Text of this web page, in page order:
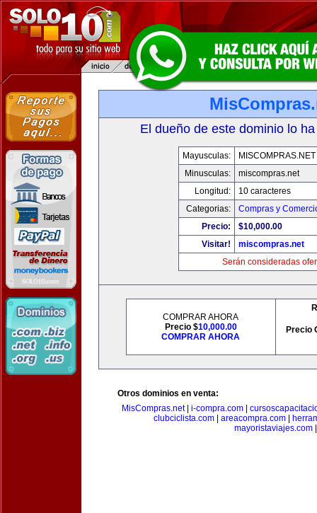
El dueño de este dominio lo
Mayusculas:
MISCOMPRAS.NET
Minusculas:
miscompras.net
Longitud:
10 caracteres
Categorias:
Compras y
Precio:
$10,000.00
Visitar!
miscompras.net
Serán consideradas
COMPRAR AHORA
Precio $10,000.00
COMPRAR AHORA
Precio
Otros dominios en venta:
MisCompras.net| i-compra.com|
clubciclista.com
areacompra.com
mayoristaviajes.com|